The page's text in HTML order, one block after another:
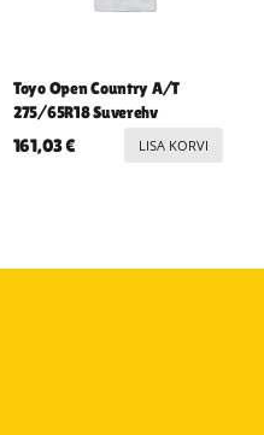
Toyo Open Country A/T
275/65R18 Suverehv
161,03€ LISA KORVI